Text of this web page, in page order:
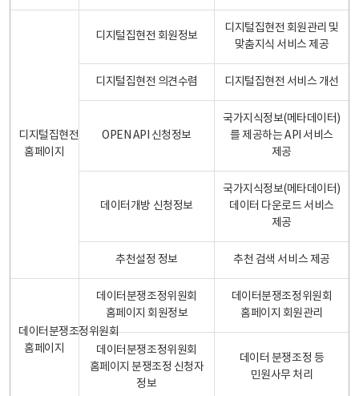
디지털집현전
홈페이지
디지털집현전 회원정보
디지털집현전 회원관리 및
맞춤지식 서비스 제공
디지털집현전 의견수렴 디지털집현전 서비스 개선
OPEN API 신청정보
국가지식정보(메타데이터)
를 제공하는 API 서비스
제공
데이터개방 신청정보
국가지식정보(메타데이터)
데이터 다운로드 서비스
제공
추천설정 정보 추천 검색 서비스 제공
데이터분쟁조정위원회
홈페이지
데이터분쟁조정위원회
홈페이지 회원정보
데이터분쟁조정위원회
홈페이지 회원관리
데이터분쟁조정위원회
홈페이지 분쟁조정 신청자
정보
데이터 분쟁조정 등
민원사무 처리